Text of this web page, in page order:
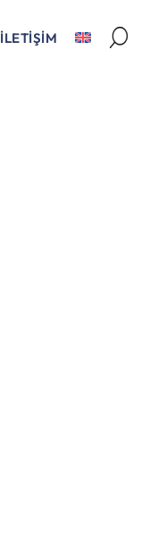
İLETİŞİM